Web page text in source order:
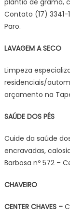
Contato (17) 3341-
Paro.
LAVAGEM A SECO
Limpeza
residenciais/
orçamento na
SAÚDE DOS PÉS
Cuide da saúde
encravadas,
Barbosa nº 572 –
CHAVEIRO
CENTER CHAVES –